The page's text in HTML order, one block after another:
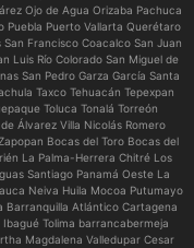
Ojo de Agua Orizaba Pachuca
Puebla Puerto Vallarta Querétaro
Francisco Coacalco San Juan
Luis Río Colorado San Miguel de
San Pedro Garza García Santa
Taxco Tehuacán Tepexpan
Toluca Tonalá Torreón
Álvarez Villa Nicolás Romero
Bocas del Toro Bocas del
La Palma-Herrera Chitré Los
Santiago Panamá Oeste La
Neiva Huila Mocoa Putumayo
Barranquilla Atlántico Cartagena
Tolima barrancabermeja
Magdalena Valledupar Cesar